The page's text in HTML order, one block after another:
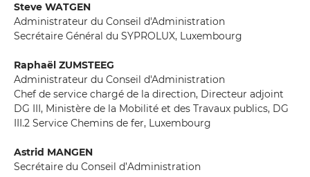
Steve WATGEN
Administrateur du Conseil d'Administration
Secrétaire Général du SYPROLUX, Luxembourg
Raphaël ZUMSTEEG
Administrateur du Conseil d'Administration
Chef de service chargé de la direction, Directeur adjoint
DG III, Ministère de la Mobilité et des Travaux publics, DG
III.2 Service Chemins de fer, Luxembourg
Astrid MANGEN
Secrétaire du Conseil d’Administration